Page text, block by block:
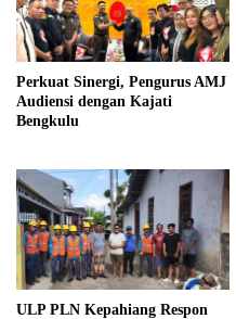
Perkuat Sinergi, Pengurus AMJ
Audiensi dengan Kajati
Bengkulu
ULP PLN Kepahiang Respon